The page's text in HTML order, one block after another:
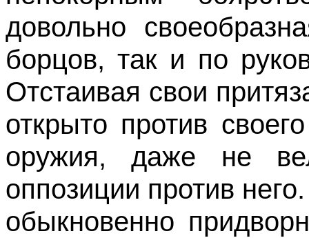
довольно
борцов, так и по
Отстаивая свои
открыто против
оружия, даже не
оппозиции против
обыкновенно